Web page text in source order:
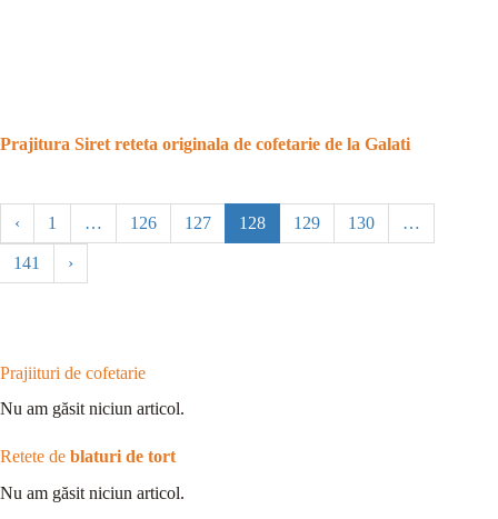
Prajitura Siret reteta originala de cofetarie de la Galati
‹ 1 … 126 127 128 129 130 …
141 ›
Prajiituri de cofetarie
Nu am găsit niciun articol.
Retete de blaturi de tort
Nu am găsit niciun articol.